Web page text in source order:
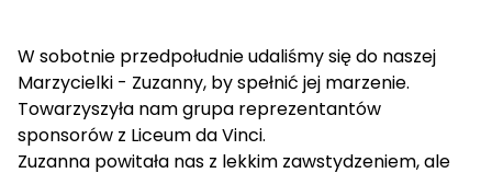
W sobotnie przedpołudnie udaliśmy się do naszej
Marzycielki - Zuzanny, by spełnić jej marzenie.
Towarzyszyła nam grupa reprezentantów
sponsorów z Liceum da Vinci.
Zuzanna powitała nas z lekkim zawstydzeniem, ale